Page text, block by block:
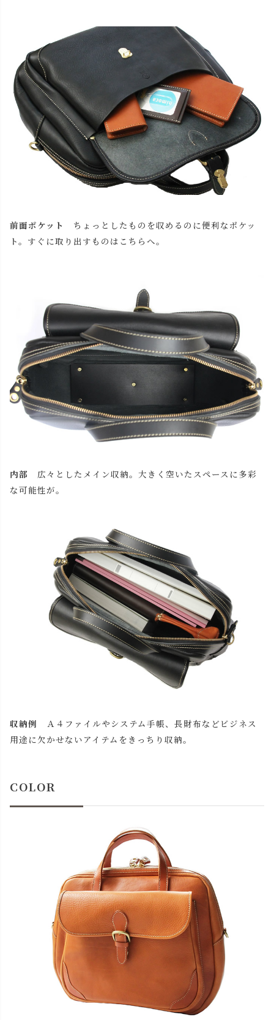
ブラック
前面ポケット ちょっとしたものを収めるのに便利なポケッ
ト。すぐに取り出すものはこちらへ。
内部 広々としたメイン収納。大きく空いたスペースに多彩
な可能性が。
収納例
Ａ４ファイルやシステム手帳、長財布などビジネス
用途に欠かせないアイテムをきっちり収納。
COLOR